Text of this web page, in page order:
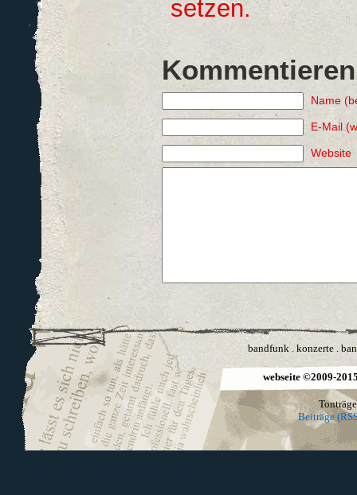
setzen.
Kommentieren
Name
E-Mail
Website
bandfunk. konzerte.
webseite ©2009-
Beiträge